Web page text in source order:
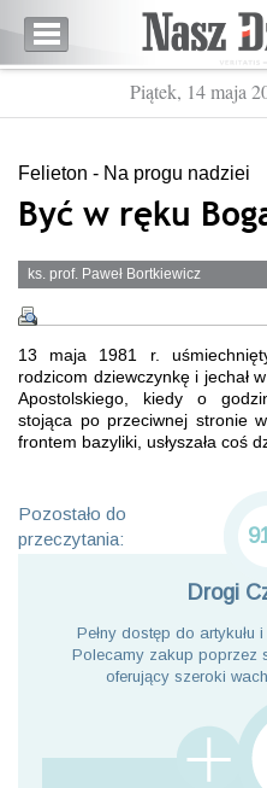
Piątek, 14 maja
Felieton - Na progu nadziei
Być w ręku
ks. prof. Paweł Bortkiewicz
13 maja 1981 r.
rodzicom dziewczynkę i jechał
Apostolskiego, kiedy o
stojąca po przeciwnej stronie
frontem bazyliki, usłyszała coś
Pozostało do
przeczytania:
Drogi
Pełny dostęp do artykułu
Polecamy zakup poprzez
oferujący szeroki